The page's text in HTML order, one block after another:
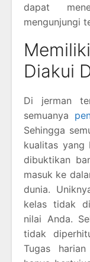
dapat
mengunjungi
Diakui
Di jerman
semuanya
Sehingga
kualitas yang
dibuktikan
masuk ke
dunia.
kelas tidak
nilai Anda.
tidak
Tugas